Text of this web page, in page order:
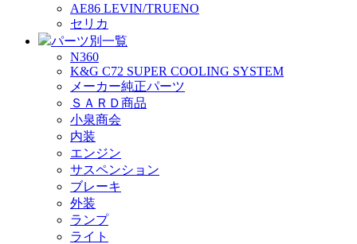
AE86 LEVIN/TRUENO
セリカ
パーツ別一覧
N360
K&G C72 SUPER COOLING SYSTEM
メーカー純正パーツ
ＳＡＲＤ商品
小泉商会
内装
エンジン
サスペンション
ブレーキ
外装
ランプ
ライト